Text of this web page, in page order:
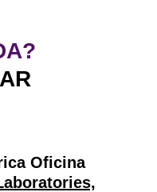
Oficina